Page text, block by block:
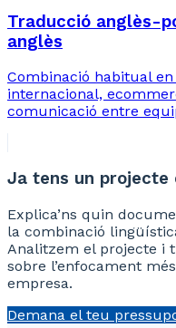
Traducció anglès-
anglès
Combinació habitual en
internacional,
comunicació entre
Ja tens un projecte
Explica’ns quin
la combinació
Analitzem el projecte i
sobre l’enfocament
empresa.
Demana el teu